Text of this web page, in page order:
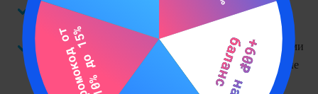
Во-вторых, не всегда известно какую программу
использует преподаватель.
В-третьих, очень многие вузы пользуются закрытыми
программами, например, Антиплагиат.ВУЗ, которые
ведут проверку по гораздо большему числу баз.